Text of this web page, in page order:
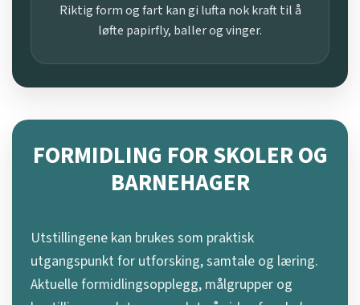
Riktig form og fart kan gi lufta nok kraft til å
løfte papirfly, baller og vinger.
FORMIDLING FOR SKOLER OG
BARNEHAGER
Utstillingene kan brukes som praktisk
utgangspunkt for utforsking, samtale og læring.
Aktuelle formidlingsopplegg, målgrupper og